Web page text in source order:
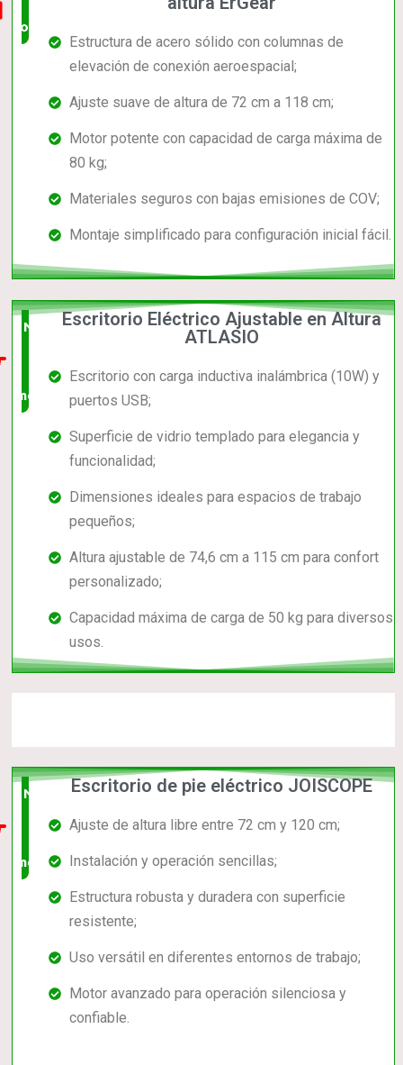
completo
Estructura de acero sólido con columnas de
elevación de conexión aeroespacial;
Ajuste suave de altura de 72 cm a 118 cm;
Motor potente con capacidad de carga máxima de
80 kg;
Materiales seguros con bajas emisiones de COV;
Montaje simplificado para configuración inicial fácil.
Nuevo
mercado
Escritorio Eléctrico Ajustable en Altura
ATLASIO
Escritorio con carga inductiva inalámbrica (10W) y
puertos USB;
Superficie de vidrio templado para elegancia y
funcionalidad;
Dimensiones ideales para espacios de trabajo
pequeños;
Altura ajustable de 74,6 cm a 115 cm para confort
personalizado;
Capacidad máxima de carga de 50 kg para diversos
usos.
Nuevo
en el
mercado
Escritorio de pie eléctrico JOISCOPE
Ajuste de altura libre entre 72 cm y 120 cm;
Instalación y operación sencillas;
Estructura robusta y duradera con superficie
resistente;
Uso versátil en diferentes entornos de trabajo;
Motor avanzado para operación silenciosa y
confiable.